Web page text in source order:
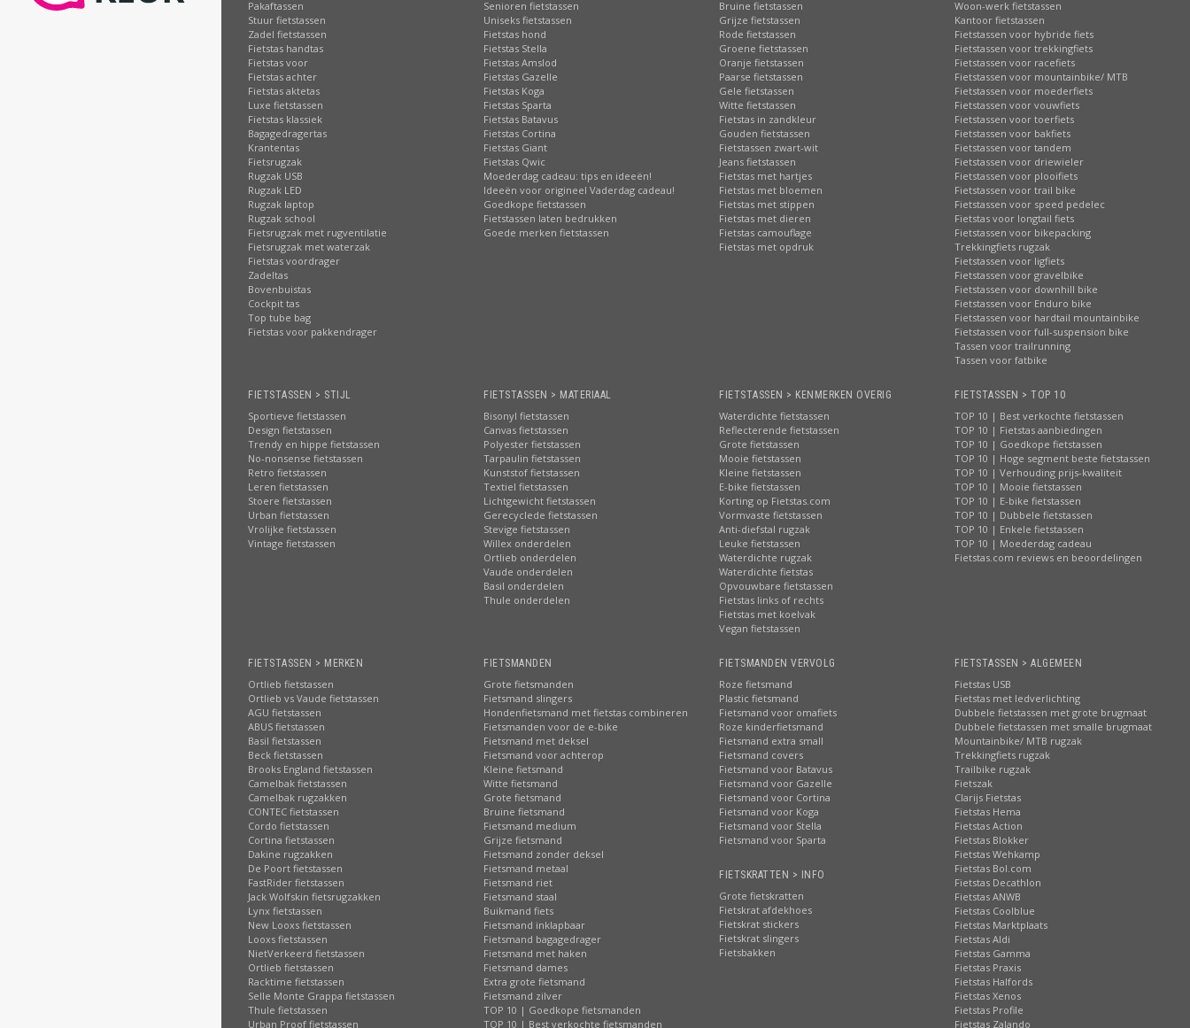
Pakaftassen
Stuur fietstassen
Zadel fietstassen
Fietstas handtas
Fietstas voor
Fietstas achter
Fietstas aktetas
Luxe fietstassen
Fietstas klassiek
Bagagedragertas
Krantentas
Fietsrugzak
Rugzak USB
Rugzak LED
Rugzak laptop
Rugzak school
Fietsrugzak met rugventilatie
Fietsrugzak met waterzak
Fietstas voordrager
Zadeltas
Bovenbuistas
Cockpit tas
Top tube bag
Fietstas voor pakkendrager
Senioren fietstassen
Uniseks fietstassen
Fietstas hond
Fietstas Stella
Fietstas Amslod
Fietstas Gazelle
Fietstas Koga
Fietstas Sparta
Fietstas Batavus
Fietstas Cortina
Fietstas Giant
Fietstas Qwic
Moederdag cadeau: tips en ideeën!
Ideeën voor origineel Vaderdag cadeau!
Goedkope fietstassen
Fietstassen laten bedrukken
Goede merken fietstassen
Bruine fietstassen
Grijze fietstassen
Rode fietstassen
Groene fietstassen
Oranje fietstassen
Paarse fietstassen
Gele fietstassen
Witte fietstassen
Fietstas in zandkleur
Gouden fietstassen
Fietstassen zwart-wit
Jeans fietstassen
Fietstas met hartjes
Fietstas met bloemen
Fietstas met stippen
Fietstas met dieren
Fietstas camouflage
Fietstas met opdruk
Woon-werk fietstassen
Kantoor fietstassen
Fietstassen voor hybride fiets
Fietstassen voor trekkingfiets
Fietstassen voor racefiets
Fietstassen voor mountainbike/ MTB
Fietstassen voor moederfiets
Fietstassen voor vouwfiets
Fietstassen voor toerfiets
Fietstassen voor bakfiets
Fietstassen voor tandem
Fietstassen voor driewieler
Fietstassen voor plooifiets
Fietstassen voor trail bike
Fietstassen voor speed pedelec
Fietstas voor longtail fiets
Fietstassen voor bikepacking
Trekkingfiets rugzak
Fietstassen voor ligfiets
Fietstassen voor gravelbike
Fietstassen voor downhill bike
Fietstassen voor Enduro bike
Fietstassen voor hardtail mountainbike
Fietstassen voor full-suspension bike
Tassen voor trailrunning
Tassen voor fatbike
FIETSTASSEN > STIJL
Sportieve fietstassen
Design fietstassen
Trendy en hippe fietstassen
No-nonsense fietstassen
Retro fietstassen
Leren fietstassen
Stoere fietstassen
Urban fietstassen
Vrolijke fietstassen
Vintage fietstassen
FIETSTASSEN > MATERIAAL
Bisonyl fietstassen
Canvas fietstassen
Polyester fietstassen
Tarpaulin fietstassen
Kunststof fietstassen
Textiel fietstassen
Lichtgewicht fietstassen
Gerecyclede fietstassen
Stevige fietstassen
Willex onderdelen
Ortlieb onderdelen
Vaude onderdelen
Basil onderdelen
Thule onderdelen
FIETSTASSEN > KENMERKEN OVERIG
Waterdichte fietstassen
Reflecterende fietstassen
Grote fietstassen
Mooie fietstassen
Kleine fietstassen
E-bike fietstassen
Korting op Fietstas.com
Vormvaste fietstassen
Anti-diefstal rugzak
Leuke fietstassen
Waterdichte rugzak
Waterdichte fietstas
Opvouwbare fietstassen
Fietstas links of rechts
Fietstas met koelvak
Vegan fietstassen
FIETSTASSEN > TOP 10
TOP 10 | Best verkochte fietstassen
TOP 10 | Fietstas aanbiedingen
TOP 10 | Goedkope fietstassen
TOP 10 | Hoge segment beste fietstassen
TOP 10 | Verhouding prijs-kwaliteit
TOP 10 | Mooie fietstassen
TOP 10 | E-bike fietstassen
TOP 10 | Dubbele fietstassen
TOP 10 | Enkele fietstassen
TOP 10 | Moederdag cadeau
Fietstas.com reviews en beoordelingen
FIETSTASSEN > MERKEN
Ortlieb fietstassen
Ortlieb vs Vaude fietstassen
AGU fietstassen
ABUS fietstassen
Basil fietstassen
Beck fietstassen
Brooks England fietstassen
Camelbak fietstassen
Camelbak rugzakken
CONTEC fietstassen
Cordo fietstassen
Cortina fietstassen
Dakine rugzakken
De Poort fietstassen
FastRider fietstassen
Jack Wolfskin fietsrugzakken
Lynx fietstassen
New Looxs fietstassen
Looxs fietstassen
NietVerkeerd fietstassen
Ortlieb fietstassen
Racktime fietstassen
Selle Monte Grappa fietstassen
Thule fietstassen
Urban Proof fietstassen
FIETSMANDEN
Grote fietsmanden
Fietsmand slingers
Hondenfietsmand met fietstas combineren
Fietsmanden voor de e-bike
Fietsmand met deksel
Fietsmand voor achterop
Kleine fietsmand
Witte fietsmand
Grote fietsmand
Bruine fietsmand
Fietsmand medium
Grijze fietsmand
Fietsmand zonder deksel
Fietsmand metaal
Fietsmand riet
Fietsmand staal
Buikmand fiets
Fietsmand inklapbaar
Fietsmand bagagedrager
Fietsmand met haken
Fietsmand dames
Extra grote fietsmand
Fietsmand zilver
TOP 10 | Goedkope fietsmanden
TOP 10 | Best verkochte fietsmanden
FIETSMANDEN VERVOLG
Roze fietsmand
Plastic fietsmand
Fietsmand voor omafiets
Roze kinderfietsmand
Fietsmand extra small
Fietsmand covers
Fietsmand voor Batavus
Fietsmand voor Gazelle
Fietsmand voor Cortina
Fietsmand voor Koga
Fietsmand voor Stella
Fietsmand voor Sparta
FIETSKRATTEN > INFO
Grote fietskratten
Fietskrat afdekhoes
Fietskrat stickers
Fietskrat slingers
Fietsbakken
FIETSTASSEN > ALGEMEEN
Fietstas USB
Fietstas met ledverlichting
Dubbele fietstassen met grote brugmaat
Dubbele fietstassen met smalle brugmaat
Mountainbike/ MTB rugzak
Trekkingfiets rugzak
Trailbike rugzak
Fietszak
Clarijs Fietstas
Fietstas Hema
Fietstas Action
Fietstas Blokker
Fietstas Wehkamp
Fietstas Bol.com
Fietstas Decathlon
Fietstas ANWB
Fietstas Coolblue
Fietstas Marktplaats
Fietstas Aldi
Fietstas Gamma
Fietstas Praxis
Fietstas Halfords
Fietstas Xenos
Fietstas Profile
Fietstas Zalando